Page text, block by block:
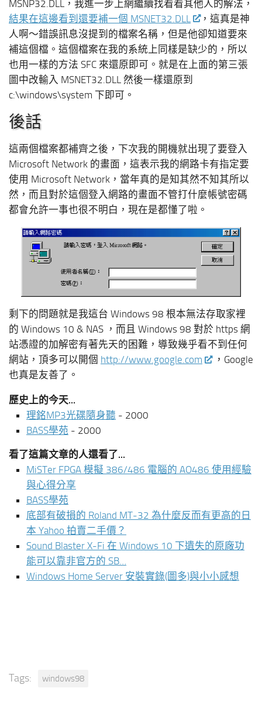
MSNP32.DLL，我進一步上網繼續找看看其他人的解法，
結果在這邊看到還要補一個 MSNET32.DLL
，這真是神
人啊～錯誤訊息沒提到的檔案名稱，但是他卻知道要來
補這個檔。這個檔案在我的系統上同樣是缺少的，所以
也用一樣的方法 SFC 來還原即可。就是在上面的第三張
圖中改輸入 MSNET32.DLL 然後一樣還原到
c:\windows\system 下即可。
後話
這兩個檔案都補齊之後，下次我的開機就出現了要登入
Microsoft Network 的畫面，這表示我的網路卡有指定要
使用 Microsoft Network，當年真的是知其然不知其所以
然，而且對於這個登入網路的畫面不管打什麼帳號密碼
都會允許一事也很不明白，現在是都懂了啦。
剩下的問題就是我這台 Windows 98 根本無法存取家裡
的 Windows 10 & NAS ，而且 Windows 98 對於 https 網
站憑證的加解密有著先天的困難，導致幾乎看不到任何
網站，頂多可以開個 http://www.google.com
，Google
也真是友善了。
歷史上的今天...
理銘MP3光碟隨身聽 - 2000
BASS學苑 - 2000
看了這篇文章的人還看了...
MiSTer FPGA 模擬 386/486 電腦的 AO486 使用經驗
與心得分享
BASS學苑
底部有破損的 Roland MT-32 為什麼反而有更高的日
本 Yahoo 拍賣二手價？
Sound Blaster X-Fi 在 Windows 10 下遺失的原廠功
能可以靠非官方的 SB…
Windows Home Server 安裝實錄(圖多)與小小感想
Tags: windows98